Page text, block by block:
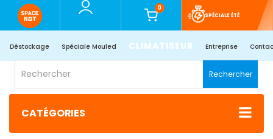
0
SPÉCIALE ÉTÉ
Déstockage Spéciale Mouled CLIMATISEUR Entreprise
Rechercher
CATÉGORIES